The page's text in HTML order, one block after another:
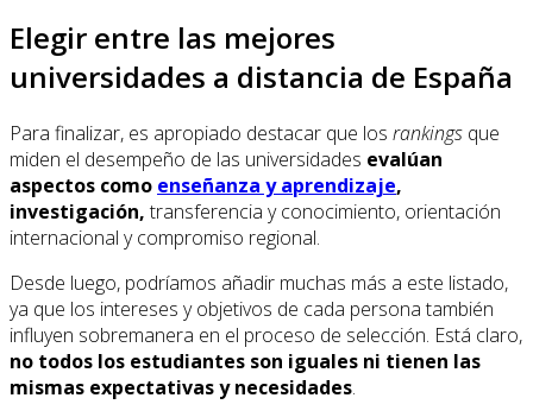
Elegir entre las mejores
universidades a distancia de España
Para finalizar, es apropiado destacar que los rankings que
miden el desempeño de las universidades evalúan
aspectos como enseñanza y aprendizaje,
investigación,transferencia y conocimiento, orientación
internacional y compromiso regional.
Desde luego, podríamos añadir muchas más a este listado,
ya que los intereses y objetivos de cada persona también
influyen sobremanera en el proceso de selección. Está claro,
no todos los estudiantes son iguales ni tienen las
mismas expectativas y necesidades.